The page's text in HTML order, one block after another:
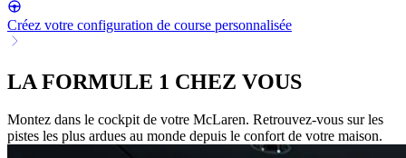
Créez votre configuration de course personnalisée
LA FORMULE 1 CHEZ VOUS
Montez dans le cockpit de votre McLaren. Retrouvez-vous sur les
pistes les plus ardues au monde depuis le confort de votre maison.